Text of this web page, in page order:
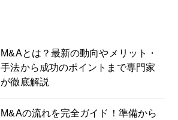
M&Aとは？最新の動向やメリット・
手法から成功のポイントまで専門家
が徹底解説
M&Aの流れを完全ガイド！準備から